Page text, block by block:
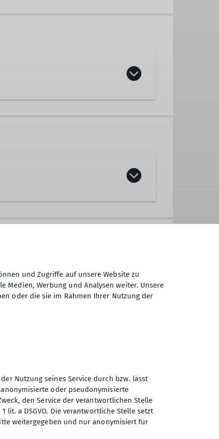
Sektion Turner-
Alpenkränzchen des
Deutschen Alpenvereins e.V.
Kellerstr. 37
und Zugriffe auf unsere Website zu
Medien, Werbung und Analysen weiter. Unsere
oder die sie im Rahmen Ihrer Nutzung der
Nutzung seines Service durch bzw. lässt
oder pseudonymisierte
den Service der verantwortlichen Stelle
a DSGVO. Die verantwortliche Stelle setzt
weitergegeben und nur anonymisiert für